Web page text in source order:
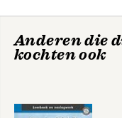
Basisboek AutoCAD
2026
27 Lassamenstelling
28 Machineframe
Index
Anderen die
kochten ook